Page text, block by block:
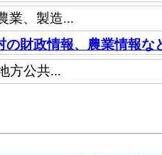
業、製造...
の財政情報、農業情報な
方公共...